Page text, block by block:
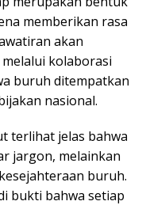
memberikan rasa
akan
kolaborasi
buruh ditempatkan
nasional.
terlihat jelas bahwa
jargon, melainkan
buruh.
bukti bahwa setiap